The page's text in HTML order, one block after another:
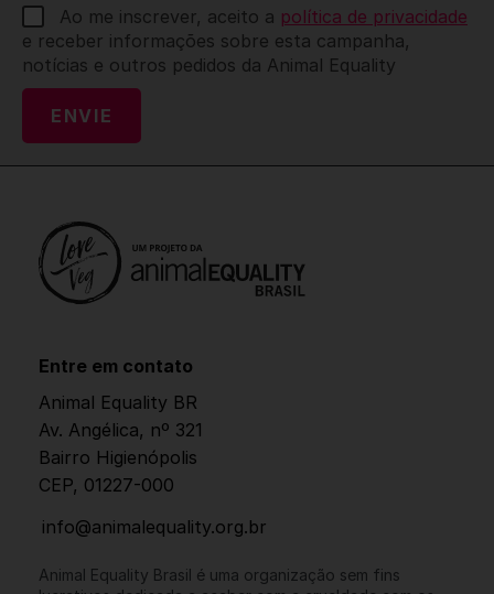
Opt
In*
Ao me inscrever, aceito a política de privacidade
e receber informações sobre esta campanha,
notícias e outros pedidos da Animal Equality
Entre em contato
Animal Equality BR
Av. Angélica, nº 321
Bairro Higienópolis
CEP, 01227-000
info@animalequality.org.br
Animal Equality Brasil é uma organização sem fins